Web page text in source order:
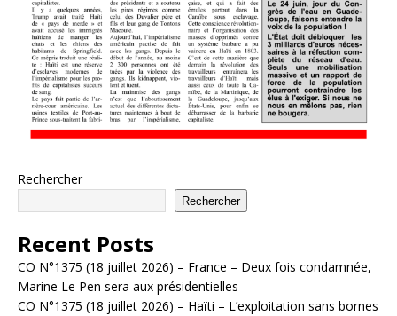
Rechercher
Rechercher
Recent Posts
CO N°1375 (18 juillet 2026) – France – Deux fois condamnée,
Marine Le Pen sera aux présidentielles
CO N°1375 (18 juillet 2026) – Haïti – L’exploitation sans bornes